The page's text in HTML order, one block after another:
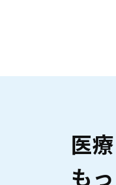
医
も